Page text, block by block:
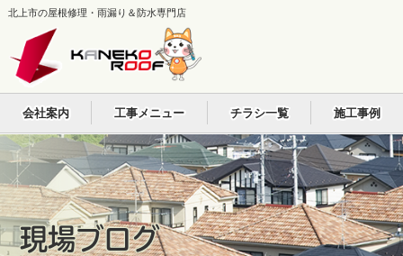
北上市の屋根修理・雨漏り＆防水専門店
会社案内 工事メニュー チラシ一覧 施工事例
現場ブログ